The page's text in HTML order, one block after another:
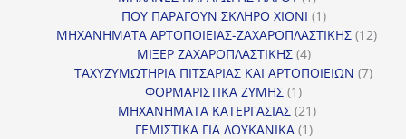
προϊόν
ΠΟΥ ΠΑΡΑΓΟΥΝ ΣΚΛΗΡΟ ΧΙΟΝΙ 11
προϊόν
ΜΗΧΑΝΗΜΑΤΑ ΑΡΤΟΠΟΙΕΙΑΣ-ΖΑΧΑΡΟΠΛΑΣΤΙΚΗΣ 1212
ΜΙΞΕΡ ΖΑΧΑΡΟΠΛΑΣΤΙΚΗΣ 44
προϊόντα
ΤΑΧΥΖΥΜΩΤΗΡΙΑ ΠΙΤΣΑΡΙΑΣ ΚΑΙ ΑΡΤΟΠΟΙΕΙΩΝ 77
ΦΟΡΜΑΡΙΣΤΙΚΑ ΖΥΜΗΣ 11
προϊόν
ΜΗΧΑΝΗΜΑΤΑ ΚΑΤΕΡΓΑΣΙΑΣ 2121
προϊόντα
ΓΕΜΙΣΤΙΚΑ ΓΙΑ ΛΟΥΚΑΝΙΚΑ 11